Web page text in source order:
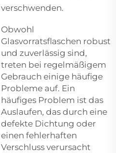
verschwenden.
Obwohl
Glasvorratsflaschen robust
und zuverlässig sind,
treten bei regelmäßigem
Gebrauch einige häufige
Probleme auf. Ein
häufiges Problem ist das
Auslaufen, das durch eine
defekte Dichtung oder
einen fehlerhaften
Verschluss verursacht